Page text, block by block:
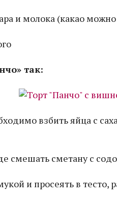
и молока (какао
так:
взбить яйца с
смешать сметану с
и просеять в